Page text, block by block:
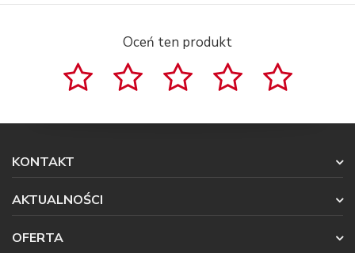
Oceń ten produkt
KONTAKT
AKTUALNOŚCI
OFERTA